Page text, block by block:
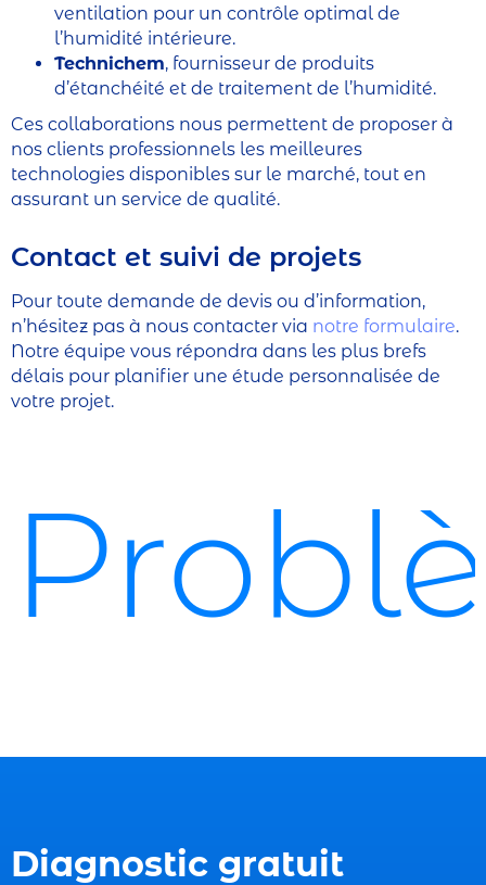
ventilation pour un contrôle optimal de
l’humidité intérieure.
Technichem, fournisseur de produits
d’étanchéité et de traitement de l’humidité.
Ces collaborations nous permettent de proposer à
nos clients professionnels les meilleures
technologies disponibles sur le marché, tout en
assurant un service de qualité.
Contact et suivi de projets
Pour toute demande de devis ou d’information,
n’hésitez pas à nous contacter via notre formulaire.
Notre équipe vous répondra dans les plus brefs
délais pour planifier une étude personnalisée de
votre projet.
Diagnostic gratuit